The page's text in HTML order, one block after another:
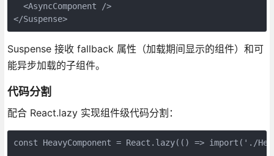
  <AsyncComponent />
</Suspense>
Suspense 接收 fallback 属性（加载期间显示的组件）和可
能异步加载的子组件。
代码分割
配合 React.lazy 实现组件级代码分割：
const HeavyComponent = React.lazy(() => import('./